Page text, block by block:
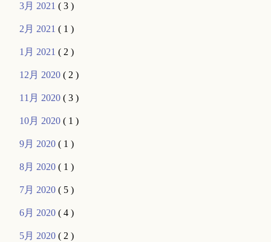
3月 2021( 3 )
2月 2021( 1 )
1月 2021( 2 )
12月 2020( 2 )
11月 2020( 3 )
10月 2020( 1 )
9月 2020( 1 )
8月 2020( 1 )
7月 2020( 5 )
6月 2020( 4 )
5月 2020( 2 )